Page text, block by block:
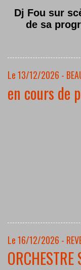
Dj Fou sur
de sa
Le 13/12/2026 -
en cours de
Le 16/12/2026 -